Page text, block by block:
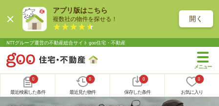
アプリ版はこちら
複数社の物件を探せる！ 開く
NTTグループ運営の不動産総合サイト goo住宅・不動産
0
最近検索した条件
0
最近見た物件
0
保存した条件
0
お気に入り